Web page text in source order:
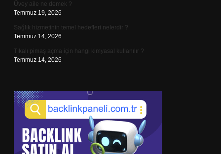
Üvey aile ne demek ?
Temmuz 19, 2026
Sağlık hizmetinin temel hedefleri nelerdir ?
Temmuz 14, 2026
Tıkalı pimaş açma için hangi kimyasal kullanılır ?
Temmuz 14, 2026